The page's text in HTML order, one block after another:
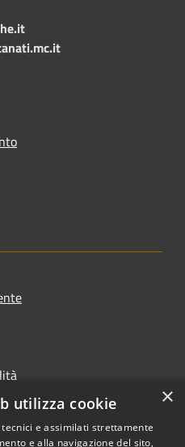
×
utilizza cookie
e assimilati strettamente
e alla navigazione del sito,